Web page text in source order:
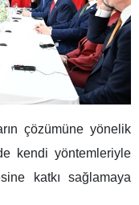
çözümüne yönelik
kendi yöntemleriyle
katkı sağlamaya